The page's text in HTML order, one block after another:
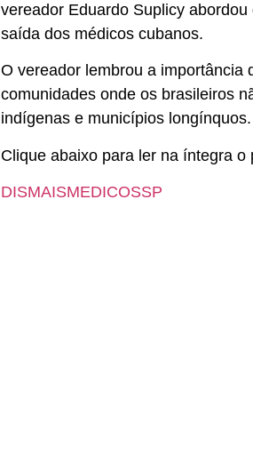
vereador Eduardo Suplicy
saída dos médicos cubanos.
O vereador lembrou a importância
comunidades onde os brasileiros
indígenas e municípios longínquos.
Clique abaixo para ler na íntegra
DISMAISMEDICOSSP